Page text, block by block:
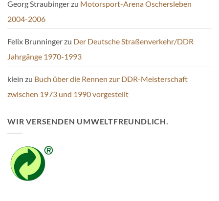
Georg Straubingerzu Motorsport-Arena Oschersleben
2004-2006
Felix Brunningerzu Der Deutsche Straßenverkehr/DDR
Jahrgänge 1970-1993
klein zu Buch über die Rennen zur DDR-Meisterschaft
zwischen 1973 und 1990 vorgestellt
WIR VERSENDEN UMWELTFREUNDLICH.